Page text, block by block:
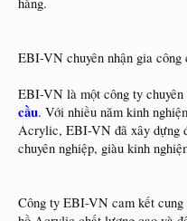
EBI-VN chuyên nhận gia
EBI-VN là một công ty chuyên
cầu. Với nhiều năm kinh
Acrylic, EBI-VN đã xây dựng
chuyên nghiệp, giàu kinh
Công ty EBI-VN cam kết cung